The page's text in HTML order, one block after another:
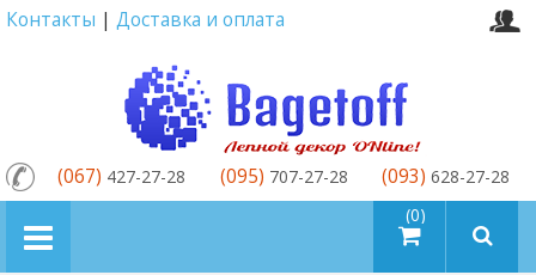
Контакты | Доставка и оплата
товаров (0)
(067) 427-27-28 (095) 707-27-28 (093) 628-27-28